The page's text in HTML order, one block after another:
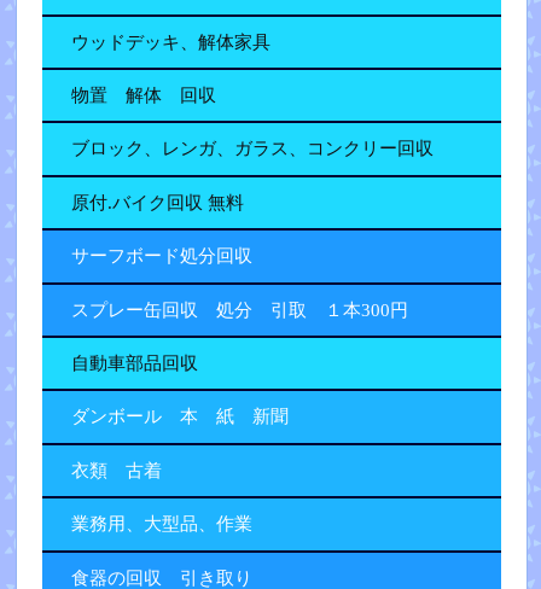
ウッドデッキ、解体家具
物置 解体 回収
ブロック、レンガ、ガラス、コンクリー回収
原付.バイク回収 無料
サーフボード処分回収
スプレー缶回収 処分 引取 １本300円
自動車部品回収
ダンボール 本 紙 新聞
衣類 古着
業務用、大型品、作業
食器の回収 引き取り